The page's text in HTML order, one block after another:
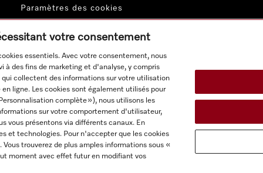
Paramètres des cookies
produits s'entendent hors TVA; livraison toujours sans
votre consentement
essentiels. Avec votre consentement, nous
à des fins de marketing et d'analyse, y compris
collectent des informations sur votre utilisation
ligne. Les cookies sont également utilisés pour
complète »), nous utilisons les
sur votre comportement d'utilisateur,
vous présentons via différents canaux. En
et technologies. Pour n'accepter que les cookies
trouverez de plus amples informations sous «
moment avec effet futur en modifiant vos